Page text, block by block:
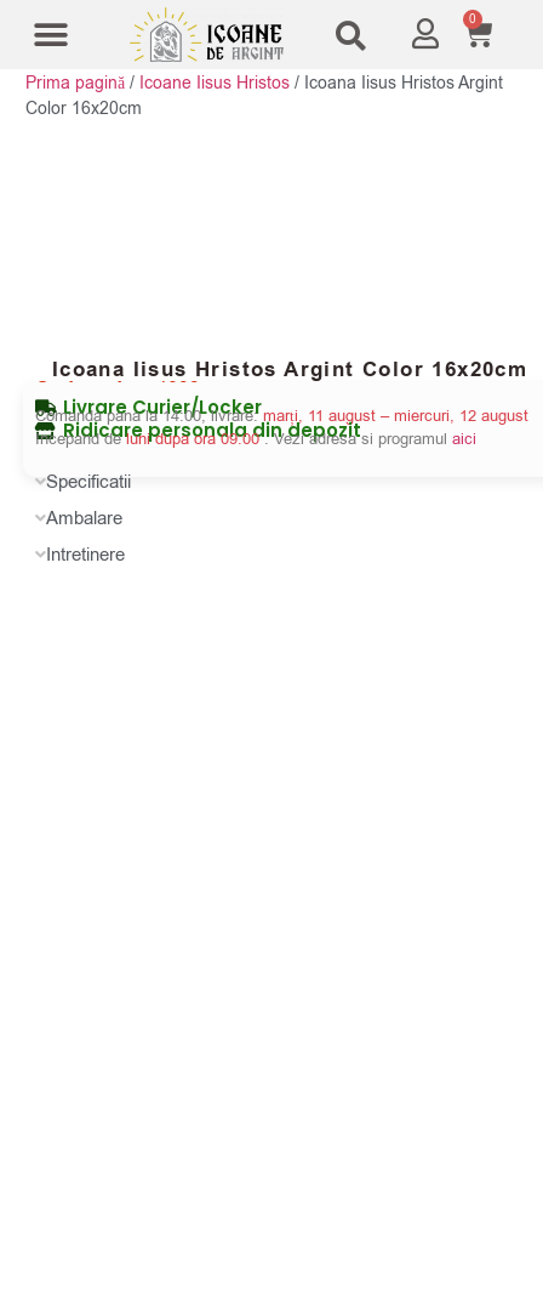
0
Prima pagină / Icoane Iisus Hristos / Icoana Iisus Hristos Argint
Color 16x20cm
Icoana Iisus Hristos Argint Color 16x20cm
Cod produs: 4039
Livrare Curier/Locker
Comanda pana la 14:00, livrare:marți, 11 august – miercuri, 12 august
Ridicare personala din depozit
Incepand deluni dupa ora 09:00. Vezi adresa si programul aici
Specificatii
Ambalare
Intretinere